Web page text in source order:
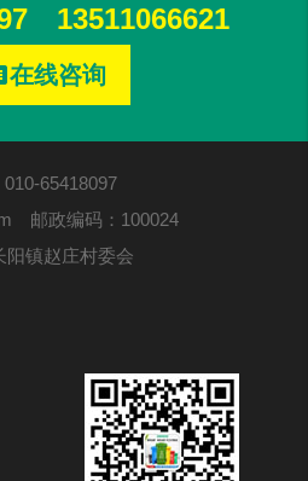
13511066621
在线咨询
65418097
邮政编码：100024
阳镇赵庄村委会